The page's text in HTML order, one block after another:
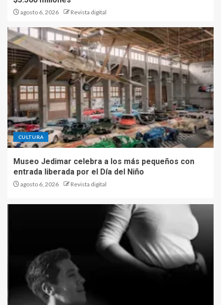
agosto 6, 2026 Revista digital
CULTURA
Museo Jedimar celebra a los más pequeños con
entrada liberada por el Día del Niño
agosto 6, 2026 Revista digital